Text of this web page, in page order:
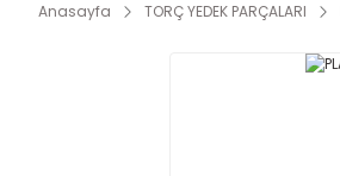
Anasayfa TORÇ YEDEK PARÇALARI